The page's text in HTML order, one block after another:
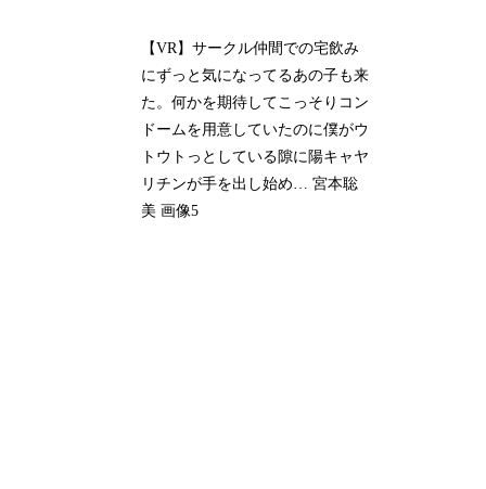
【VR】サークル仲間での宅飲み
にずっと気になってるあの子も来
た。何かを期待してこっそりコン
ドームを用意していたのに僕がウ
トウトっとしている隙に陽キャヤ
リチンが手を出し始め… 宮本聡
美 画像5